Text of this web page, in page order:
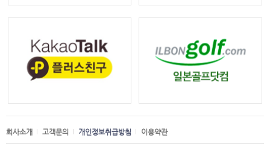
회사소개 고객문의 개인정보취급방침 이용약관